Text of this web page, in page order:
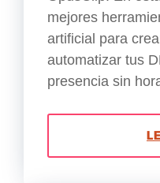
mejores
artificial para
automatizar tus
presencia sin